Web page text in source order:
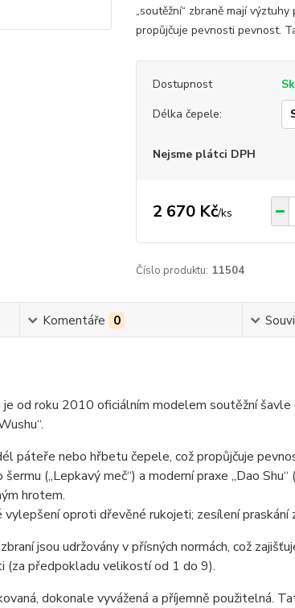
„soutěžní“ zbraně mají
propůjčuje pevnosti pevnost.
Dostupnost
Délka čepele:
Nejsme plátci DPH
2 670 Kč/ks
Číslo produktu: 11504
Komentáře 0
od roku 2010 oficiálním modelem soutěžní šavle
páteře nebo hřbetu čepele, což propůjčuje
(„Lepkavý meč“) a moderní praxe „Dao
hrotem.
oproti dřevěné rukojeti; zesílení praskání
jsou udržovány v přísných normách, což
(za předpokladu velikostí od 1 do 9).
dokonale vyvážená a příjemně použitelná.